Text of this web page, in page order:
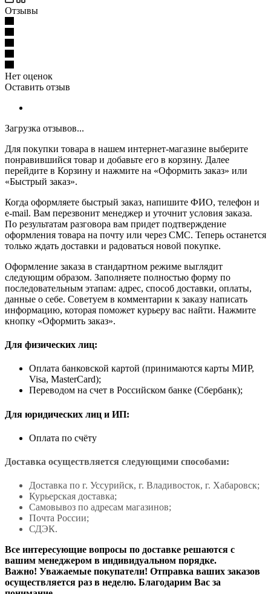
Отзывы
Нет оценок
Оставить отзыв
Загрузка отзывов...
Для покупки товара в нашем интернет-магазине выберите
понравившийся товар и добавьте его в корзину. Далее
перейдите в Корзину и нажмите на «Оформить заказ» или
«Быстрый заказ».
Когда оформляете быстрый заказ, напишите ФИО, телефон и
e-mail. Вам перезвонит менеджер и уточнит условия заказа.
По результатам разговора вам придет подтверждение
оформления товара на почту или через СМС. Теперь останется
только ждать доставки и радоваться новой покупке.
Оформление заказа в стандартном режиме выглядит
следующим образом. Заполняете полностью форму по
последовательным этапам: адрес, способ доставки, оплаты,
данные о себе. Советуем в комментарии к заказу написать
информацию, которая поможет курьеру вас найти. Нажмите
кнопку «Оформить заказ».
Для физических лиц:
Оплата банковской картой (принимаются карты МИР,
Visa, MasterCard);
Переводом на счет в Российском банке (Сбербанк);
Для юридических лиц и ИП:
Оплата по счёту
Доставка осуществляется следующими способами:
Доставка по г. Уссурийск, г. Владивосток, г. Хабаровск;
Курьерская доставка;
Самовывоз по адресам магазинов;
Почта России;
СДЭК.
Все интересующие вопросы по доставке решаются с
вашим менеджером в индивидуальном порядке.
Важно! Уважаемые покупатели! Отправка ваших заказов
осуществляется раз в неделю. Благодарим Вас за